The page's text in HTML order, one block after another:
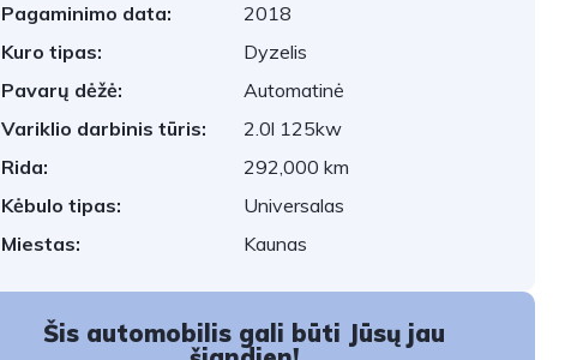
Pagaminimo data:
2018
Kuro tipas:
Dyzelis
Pavarų dėžė:
Automatinė
Variklio darbinis tūris:
2.0l 125kw
Rida:
292,000 km
Kėbulo tipas:
Universalas
Miestas:
Kaunas
Šis automobilis gali būti Jūsų jau